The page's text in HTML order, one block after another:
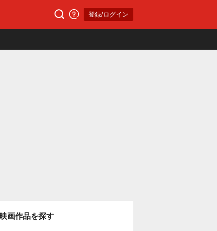
登録/ログイン
映画作品を探す